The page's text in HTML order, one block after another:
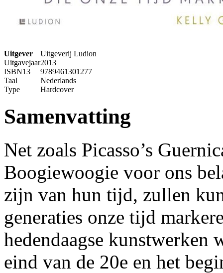
Uitgever
Uitgeverij Ludion
Uitgavejaar2013
ISBN13
9789461301277
Taal
Nederlands
Type
Hardcover
Samenvatting
Net zoals Picasso’s
Boogiewoogie voor ons
zijn van hun tijd, zullen
generaties onze tijd
hedendaagse kunstwerken
eind van de 20e en het